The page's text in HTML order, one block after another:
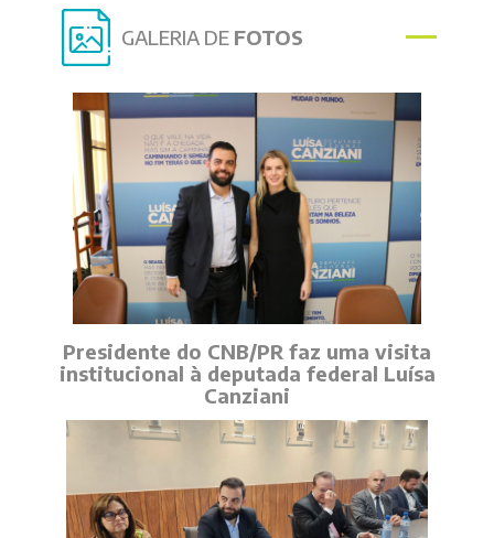
GALERIA DE FOTOS
Presidente do CNB/PR faz uma visita
institucional à deputada federal Luísa
Canziani